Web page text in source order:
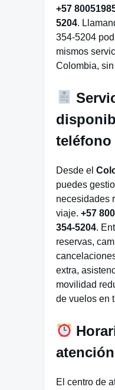
+57
5204.
354-5204
mismos
Colombia,
teléfono
Desde el
puedes
necesidades
viaje. +57
354-5204.
reservas,
extra,
movilidad
de vuelos en
El centro de